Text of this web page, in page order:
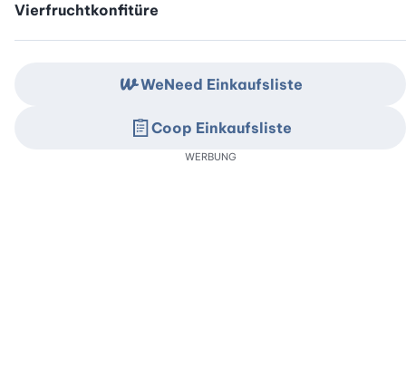
Vierfruchtkonfitüre
WeNeed Einkaufsliste
Coop Einkaufsliste
WERBUNG